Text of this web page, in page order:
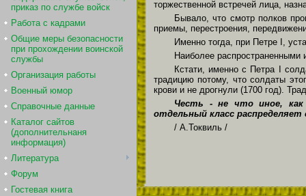
приказ по службе войск
Работа с кадрами
Общие меры безопасности
при прохождении воинской
службы
Организация работы
Военный юмор
Справочные данные
Каталог сайтов
(дополнительнаня
информация)
Литература
Форум
Гостевая книга
торжественной встречей лица,
Бывало, что смотр полков
приемы, перестроения,
Именно тогда, при Петре I,
Наиболее распространенными
Кстати, именно с Петра I
традицию потому, что солдаты
крови и не дрогнули (1700 год).
Честь - не что иное, как
отдельный класс распределяет
/ А.Токвиль /